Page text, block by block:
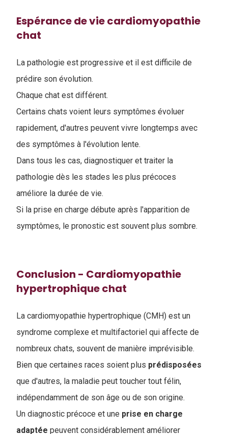
Espérance de vie cardiomyopathie
chat
La pathologie est progressive et il est difficile de
prédire son évolution.
Chaque chat est différent.
Certains chats voient leurs symptômes évoluer
rapidement, d'autres peuvent vivre longtemps avec
des symptômes à l'évolution lente.
Dans tous les cas, diagnostiquer et traiter la
pathologie dès les stades les plus précoces
améliore la durée de vie.
Si la prise en charge débute après l'apparition de
symptômes, le pronostic est souvent plus sombre.
Conclusion - Cardiomyopathie
hypertrophique chat
La cardiomyopathie hypertrophique (CMH) est un
syndrome complexe et multifactoriel qui affecte de
nombreux chats, souvent de manière imprévisible.
Bien que certaines races soient plus prédisposées
que d'autres, la maladie peut toucher tout félin,
indépendamment de son âge ou de son origine.
Un diagnostic précoce et une prise en charge
adaptée peuvent considérablement améliorer